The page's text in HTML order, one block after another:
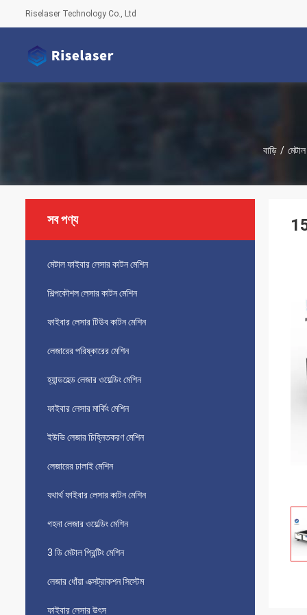
Riselaser Technology Co., Ltd
বাড়ি /
সব পণ্য
মেটাল ফাইবার লেসার কাটন মেশিন
শিল্পকৌশল লেসার কাটন মেশিন
ফাইবার লেসার টিউব কাটন মেশিন
লেজারের পরিষ্কারের মেশিন
হ্যান্ডহেল্ড লেজার ওয়েল্ডিং মেশিন
ফাইবার লেসার মার্কিং মেশিন
ইউভি লেজার চিহ্নিতকরণ মেশিন
লেজারের ঢালাই মেশিন
যথার্থ ফাইবার লেসার কাটন মেশিন
গহনা লেজার ওয়েল্ডিং মেশিন
3 ডি মেটাল প্রিন্টিং মেশিন
লেজার ধোঁয়া এক্সট্রাকশন সিস্টেম
ফাইবার লেসার উৎস